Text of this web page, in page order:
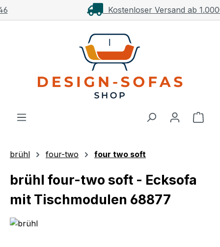
Zum Hauptinhalt springenKostenloser Versand ab 1.000€**
brühl four-two four two soft
brühl four-two soft - Ecksofa
mit Tischmodulen 68877